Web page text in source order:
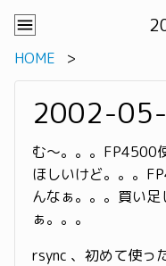
HOME
2002-
む〜。。。FP4500
ほしいけど。。。
んなぁ。。。買い
ぁ。。。
rsync 、初めて使った